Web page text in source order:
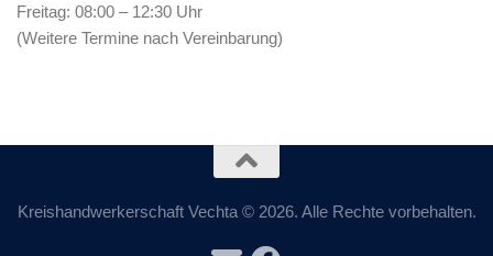
Freitag: 08:00 – 12:30 Uhr
(Weitere Termine nach Vereinbarung)
Kreishandwerkerschaft Vechta © 2026. Alle Rechte vorbehalten.